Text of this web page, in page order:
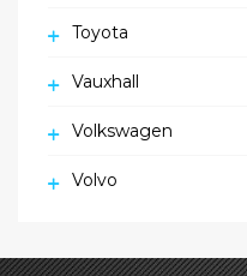
Toyota
Vauxhall
Volkswagen
Volvo